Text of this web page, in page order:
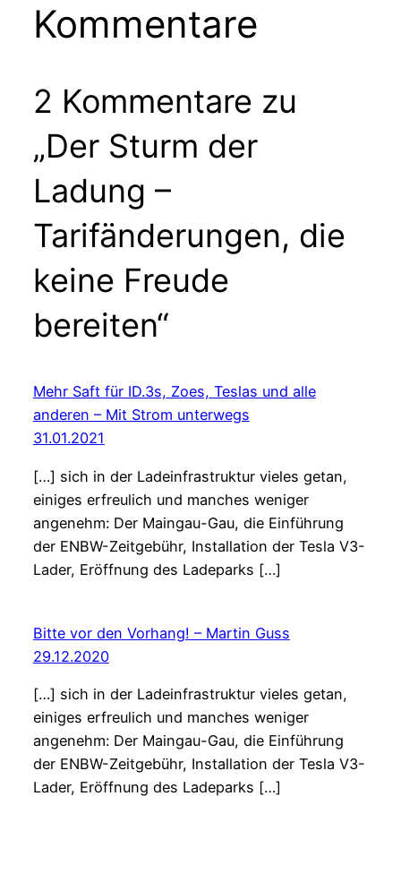
Kommentare
2 Kommentare zu
„Der Sturm der
Ladung –
Tarifänderungen, die
keine Freude
bereiten“
Mehr Saft für ID.3s, Zoes, Teslas und alle
anderen – Mit Strom unterwegs
31.01.2021
[…] sich in der Ladeinfrastruktur vieles getan,
einiges erfreulich und manches weniger
angenehm: Der Maingau-Gau, die Einführung
der ENBW-Zeitgebühr, Installation der Tesla V3-
Lader, Eröffnung des Ladeparks […]
Bitte vor den Vorhang! – Martin Guss
29.12.2020
[…] sich in der Ladeinfrastruktur vieles getan,
einiges erfreulich und manches weniger
angenehm: Der Maingau-Gau, die Einführung
der ENBW-Zeitgebühr, Installation der Tesla V3-
Lader, Eröffnung des Ladeparks […]